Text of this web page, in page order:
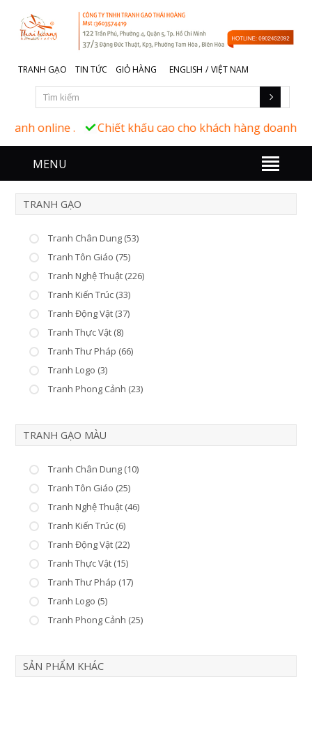
TRANH GẠO TIN TỨC GIỎ HÀNG ENGLISH / VIỆT NAM
Chiết khấu cao cho khách hàng doanh nghiệp và khách
MENU
TRANH GẠO
Tranh Chân Dung (53)
Tranh Tôn Giáo (75)
Tranh Nghệ Thuật (226)
Tranh Kiến Trúc (33)
Tranh Động Vật (37)
Tranh Thực Vật (8)
Tranh Thư Pháp (66)
Tranh Logo (3)
Tranh Phong Cảnh (23)
TRANH GẠO MÀU
Tranh Chân Dung (10)
Tranh Tôn Giáo (25)
Tranh Nghệ Thuật (46)
Tranh Kiến Trúc (6)
Tranh Động Vật (22)
Tranh Thực Vật (15)
Tranh Thư Pháp (17)
Tranh Logo (5)
Tranh Phong Cảnh (25)
SẢN PHẨM KHÁC